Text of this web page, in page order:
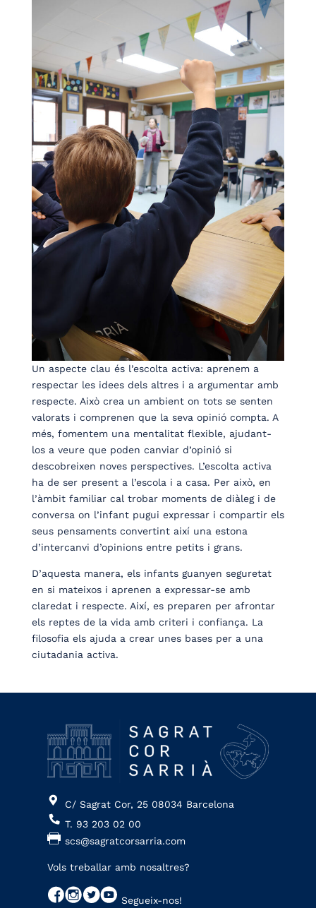
Un aspecte clau és l’escolta activa: aprenem a
respectar les idees dels altres i a argumentar amb
respecte. Això crea un ambient on tots se senten
valorats i comprenen que la seva opinió compta. A
més, fomentem una mentalitat flexible, ajudant-
los a veure que poden canviar d’opinió si
descobreixen noves perspectives. L’escolta activa
ha de ser present a l’escola i a casa. Per això, en
l’àmbit familiar cal trobar moments de diàleg i de
conversa on l’infant pugui expressar i compartir els
seus pensaments convertint així una estona
d’intercanvi d’opinions entre petits i grans.
D’aquesta manera, els infants guanyen seguretat
en si mateixos i aprenen a expressar-se amb
claredat i respecte. Així, es preparen per afrontar
els reptes de la vida amb criteri i confiança. La
filosofia els ajuda a crear unes bases per a una
ciutadania activa.
C/ Sagrat Cor, 25 08034 Barcelona
T. 93 203 02 00
scs@sagratcorsarria.com
Vols treballar amb nosaltres?
Segueix-nos!